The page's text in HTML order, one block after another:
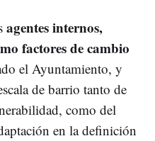
agentes internos,
factores de cambio
el Ayuntamiento, y
de barrio tanto de
como del
en la definición